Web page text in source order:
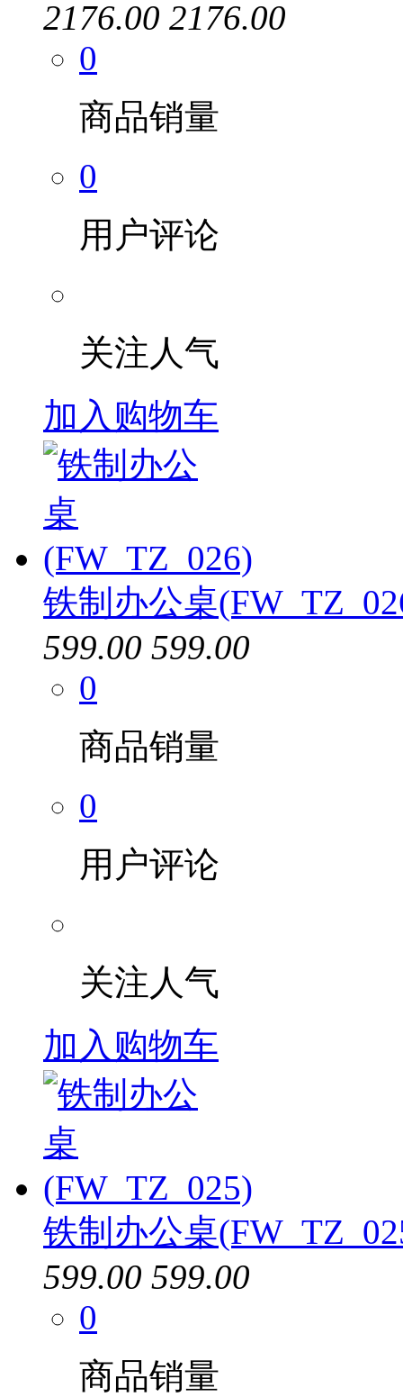
2176.00 2176.00
0
商品销量
0
用户评论
关注人气
加入购物车
铁制办公桌
599.00 599.00
0
商品销量
0
用户评论
关注人气
加入购物车
铁制办公桌
599.00 599.00
0
商品销量